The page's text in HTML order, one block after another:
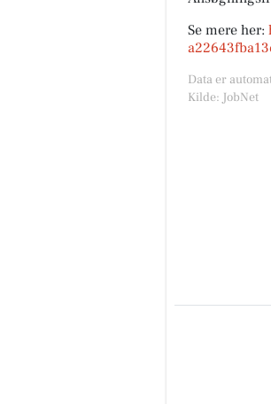
Se mere her:
Data er
Kilde: JobNet